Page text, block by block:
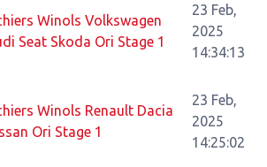
Winols Volkswagen
Seat Skoda Ori Stage 1
23 Feb,
2025
14:34:13
Winols Renault Dacia
Ori Stage 1
23 Feb,
2025
14:25:02